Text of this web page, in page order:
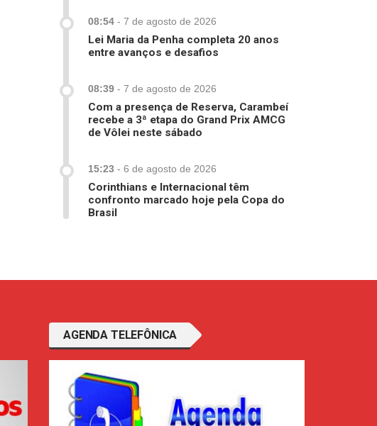
08:54 - 7 de agosto de 2026
Lei Maria da Penha completa 20 anos
entre avanços e desafios
08:39 - 7 de agosto de 2026
Com a presença de Reserva, Carambeí
recebe a 3ª etapa do Grand Prix AMCG
de Vôlei neste sábado
15:23 - 6 de agosto de 2026
Corinthians e Internacional têm
confronto marcado hoje pela Copa do
Brasil
AGENDA TELEFÔNICA